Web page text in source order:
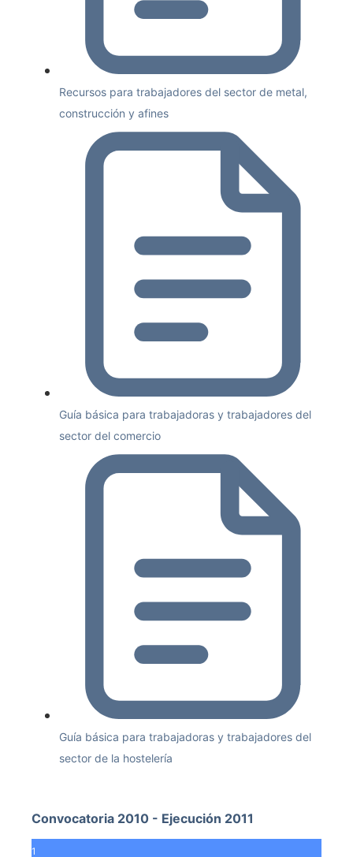
Recursos para trabajadores del sector de metal,
construcción y afines
Guía básica para trabajadoras y trabajadores del
sector del comercio
Guía básica para trabajadoras y trabajadores del
sector de la hostelería
Convocatoria 2010 - Ejecución 2011
1